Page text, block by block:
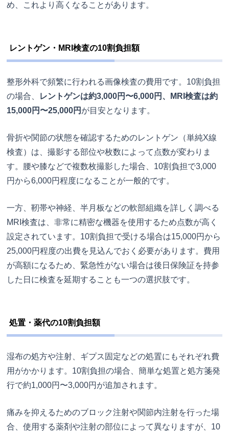
め、これより高くなることがあります。
レントゲン・MRI検査の10割負担額
整形外科で頻繁に行われる画像検査の費用です。10割負担
の場合、 レントゲンは約3,000円〜6,000円、MRI検査は約
15,000円〜25,000円 が目安となります。
骨折や関節の状態を確認するためのレントゲン（単純X線
検査）は、撮影する部位や枚数によって点数が変わりま
す。腰や膝などで複数枚撮影した場合、10割負担で3,000
円から6,000円程度になることが一般的です。
一方、靭帯や神経、半月板などの軟部組織を詳しく調べる
MRI検査は、非常に精密な機器を使用するため点数が高く
設定されています。10割負担で受ける場合は15,000円から
25,000円程度の出費を見込んでおく必要があります。費用
が高額になるため、緊急性がない場合は後日保険証を持参
した日に検査を延期することも一つの選択肢です。
処置・薬代の10割負担額
湿布の処方や注射、ギプス固定などの処置にもそれぞれ費
用がかかります。10割負担の場合、簡単な処置と処方箋発
行で約1,000円〜3,000円が追加されます。
痛みを抑えるためのブロック注射や関節内注射を行った場
合、使用する薬剤や注射の部位によって異なりますが、10